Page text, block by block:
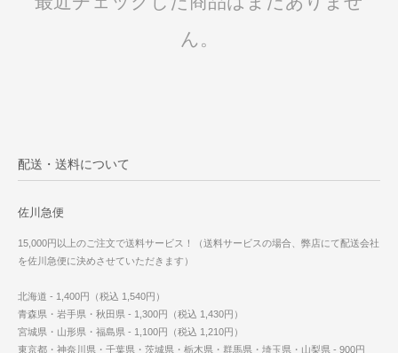
ん。
配送・送料について
佐川急便
15,000円以上のご注文で送料サービス！（送料サービスの場合、弊店にて配送会社
を佐川急便に決めさせていただきます）
北海道 - 1,400円（税込 1,540円）
青森県・岩手県・秋田県 - 1,300円（税込 1,430円）
宮城県・山形県・福島県 - 1,100円（税込 1,210円）
東京都・神奈川県・千葉県・茨城県・栃木県・群馬県・埼玉県・山梨県 - 900円